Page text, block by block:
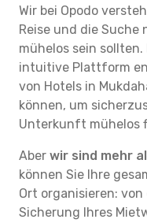
Wir bei Opodo
Reise und die
mühelos sein
intuitive Plattform
von Hotels in
können, um
Unterkunft mühelos
Aber wir sind mehr
können Sie Ihre
Ort organisieren:
Sicherung Ihres